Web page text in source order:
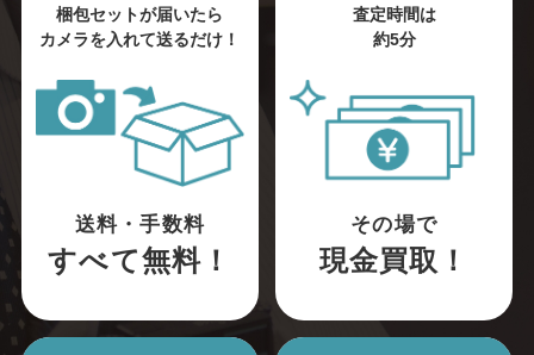
梱包セットが届いたら
カメラを入れて送るだけ！
送料・手数料
すべて無料！
査定時間は
約5分
その場で
現金買取！